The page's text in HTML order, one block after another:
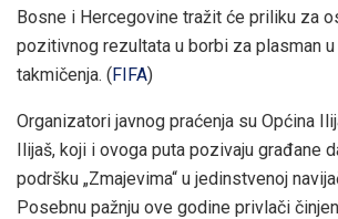
Bosne i Hercegovine tražit će priliku za
pozitivnog rezultata u borbi za plasman
takmičenja. (FIFA)
Organizatori javnog praćenja su Općina
Ilijaš, koji i ovoga puta pozivaju građane
podršku „Zmajevima“ u jedinstvenoj
Posebnu pažnju ove godine privlači